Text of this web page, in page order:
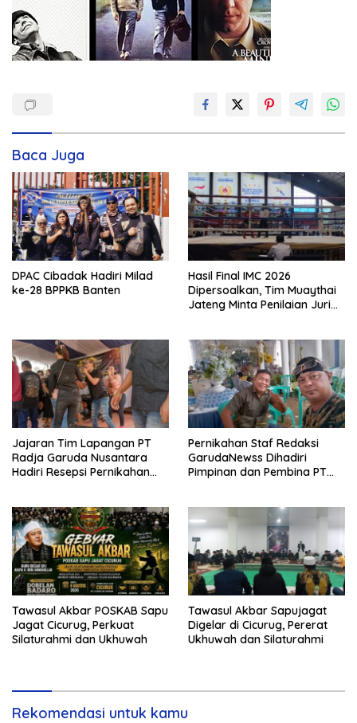
Baca Juga
DPAC Cibadak Hadiri Milad
ke-28 BPPKB Banten
Hasil Final IMC 2026
Dipersoalkan, Tim Muaythai
Jateng Minta Penilaian Juri
Jajaran Tim Lapangan PT
Radja Garuda Nusantara
Hadiri Resepsi Pernikahan
Pernikahan Staf Redaksi
GarudaNewss Dihadiri
Pimpinan dan Pembina PT
Tawasul Akbar POSKAB Sapu
Jagat Cicurug, Perkuat
Silaturahmi dan Ukhuwah
Tawasul Akbar Sapujagat
Digelar di Cicurug, Pererat
Ukhuwah dan Silaturahmi
Rekomendasi untuk kamu